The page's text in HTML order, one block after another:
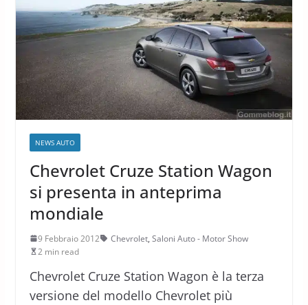
NEWS AUTO
Chevrolet Cruze Station Wagon
si presenta in anteprima
mondiale
9 Febbraio 2012 Chevrolet, Saloni Auto - Motor Show
2 min read
Chevrolet Cruze Station Wagon è la terza
versione del modello Chevrolet più